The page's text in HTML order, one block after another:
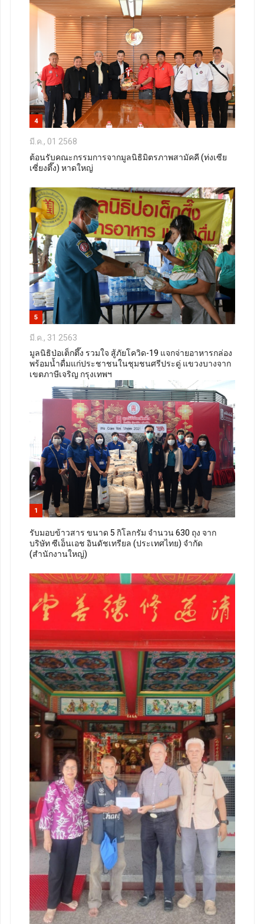
4
มี.ค., 01 2568
ต้อนรับคณะกรรมการจากมูลนิธิมิตรภาพสามัคคี (ท่งเซีย
เซี่ยงตึ๊ง) หาดใหญ่
5
มี.ค., 31 2563
มูลนิธิป่อเต็กตึ๊ง รวมใจ สู้ภัยโควิด-19 แจกจ่ายอาหารกล่อง
พร้อมน้ำดื่มแก่ประชาชนในชุมชนศรีประดู่ แขวงบางจาก
เขตภาษีเจริญ กรุงเทพฯ
1
รับมอบข้าวสาร ขนาด 5 กิโลกรัม จำนวน 630 ถุง จาก
บริษัท ซีเอ็นเอช อินดัชเทรียล (ประเทศไทย) จำกัด
(สำนักงานใหญ่)